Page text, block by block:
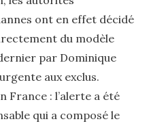
ont en effet décidé
du modèle
par Dominique
aux exclus.
France : l’alerte a été
qui a composé le